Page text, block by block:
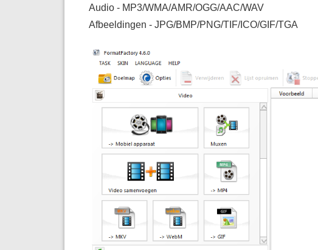
Audio - MP3/WMA/AMR/OGG/AAC/WAV
Afbeeldingen - JPG/BMP/PNG/TIF/ICO/GIF/TGA